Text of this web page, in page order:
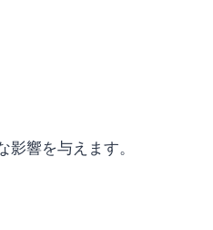
響を与えます。